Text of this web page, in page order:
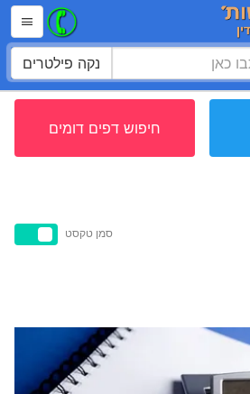
נקה פילטרים
חיפוש דפים דומים
סמן טקסט